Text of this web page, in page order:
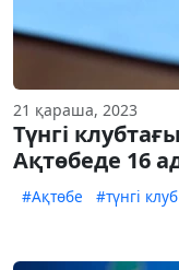
21 қараша, 2023
Түнгі
Ақтөбеде 16
#Ақтөбе #түнгі клуб